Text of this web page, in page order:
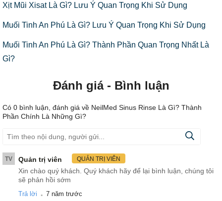
Xịt Mũi Xisat Là Gì? Lưu Ý Quan Trọng Khi Sử Dụng
Muối Tinh An Phú Là Gì? Lưu Ý Quan Trọng Khi Sử Dụng
Muối Tinh An Phú Là Gì? Thành Phần Quan Trọng Nhất Là
Gì?
Đánh giá - Bình luận
Có 0 bình luận, đánh giá về NeilMed Sinus Rinse Là Gì? Thành
Phần Chính Là Những Gì?
TV Quản trị viên QUẢN TRỊ VIÊN
Xin chào quý khách. Quý khách hãy để lại bình luận, chúng tôi
sẽ phản hồi sớm
Trả lời . 7 năm trước